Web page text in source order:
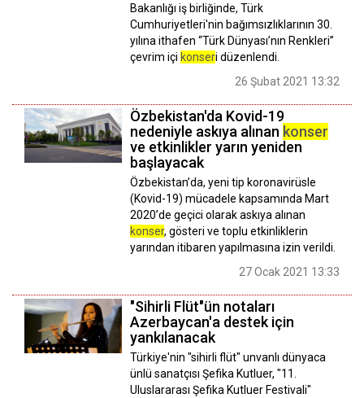
Bakanlığı iş birliğinde, Türk
Cumhuriyetleri'nin bağımsızlıklarının 30.
yılına ithafen “Türk Dünyası’nın Renkleri”
çevrim içi konseri düzenlendi.
26 Şubat 2021 13:32
Özbekistan'da Kovid-19
nedeniyle askıya alınan konser
ve etkinlikler yarın yeniden
başlayacak
Özbekistan’da, yeni tip koronavirüsle
(Kovid-19) mücadele kapsamında Mart
2020’de geçici olarak askıya alınan
konser, gösteri ve toplu etkinliklerin
yarından itibaren yapılmasına izin verildi.
27 Ocak 2021 13:33
"Sihirli Flüt"ün notaları
Azerbaycan'a destek için
yankılanacak
Türkiye'nin "sihirli flüt" unvanlı dünyaca
ünlü sanatçısı Şefika Kutluer, "11.
Uluslararası Şefika Kutluer Festivali"